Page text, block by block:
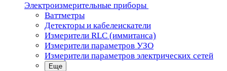
Электроизмерительные приборы
Ваттметры
Детекторы и кабелеискатели
Измерители RLC (иммитанса)
Измерители параметров УЗО
Измерители параметров электрических сетей
Еще